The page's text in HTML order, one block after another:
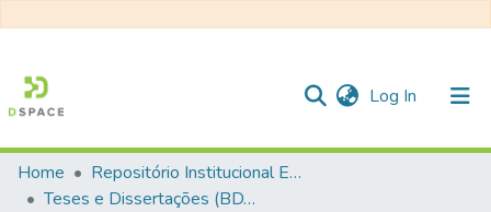
Log In (current)
Communities & Collections
Home
Repositório Institucional EESC
Teses e Dissertações (BDTD USP)